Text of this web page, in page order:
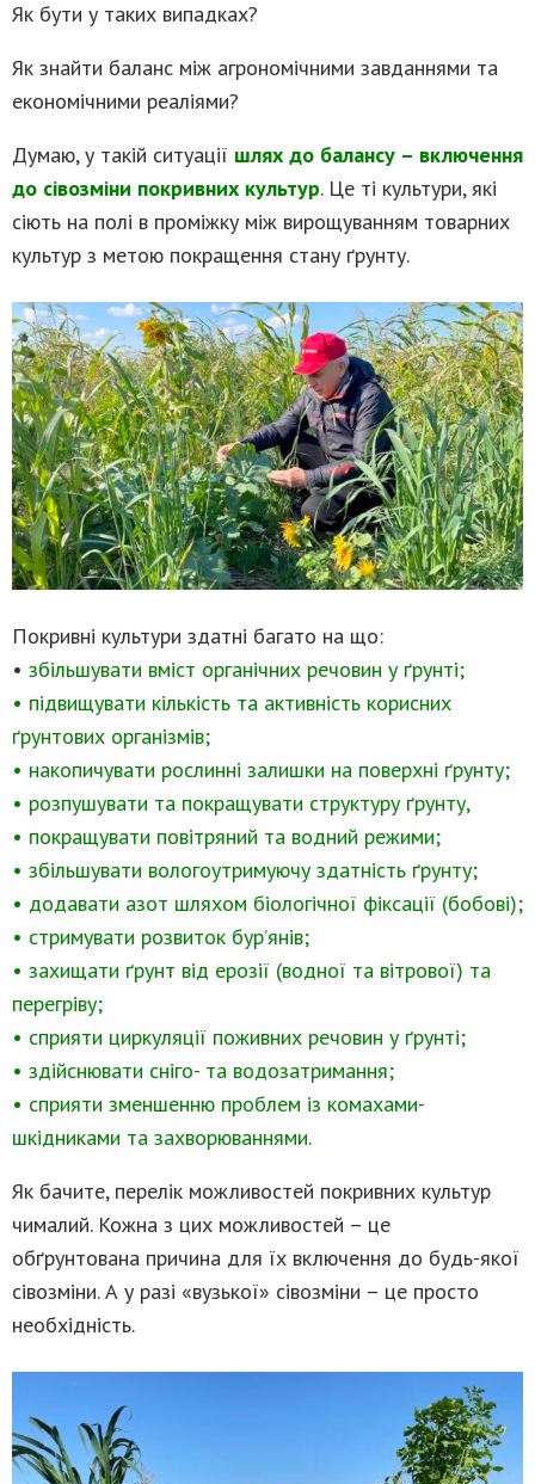
Як бути у таких випадках?
Як знайти баланс між агрономічними завданнями та
економічними реаліями?
Думаю, у такій ситуації шлях до балансу – включення
до сівозміни покривних культур. Це ті культури, які
сіють на полі в проміжку між вирощуванням товарних
культур з метою покращення стану ґрунту.
Покривні культури здатні багато на що:
• збільшувати вміст органічних речовин у ґрунті;
• підвищувати кількість та активність корисних
ґрунтових організмів;
• накопичувати рослинні залишки на поверхні ґрунту;
• розпушувати та покращувати структуру ґрунту,
• покращувати повітряний та водний режими;
• збільшувати вологоутримуючу здатність ґрунту;
• додавати азот шляхом біологічної фіксації (бобові);
• стримувати розвиток бур’янів;
• захищати ґрунт від ерозії (водної та вітрової) та
перегріву;
• сприяти циркуляції поживних речовин у ґрунті;
• здійснювати сніго- та водозатримання;
• сприяти зменшенню проблем із комахами-
шкідниками та захворюваннями.
Як бачите, перелік можливостей покривних культур
чималий. Кожна з цих можливостей – це
обґрунтована причина для їх включення до будь-якої
сівозміни. А у разі «вузької» сівозміни – це просто
необхідність.